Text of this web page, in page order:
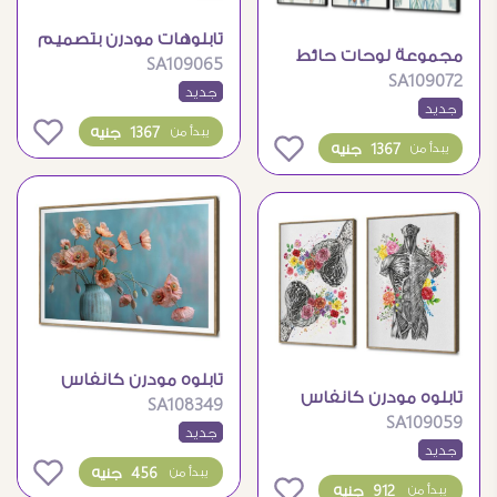
مجموعة لوحات حائط
تعليمية للتشريح البشري
SA109072
جديد
1367 جنيه يبدأ من
تابلوهات مودرن بتصميم
تشريح جسم الإنسان
SA109065
جديد
1367 جنيه يبدأ من
تابلوه مودرن كانفاس
بتصميم تشريح الإنسان
والزهور
SA109059
جديد
912 جنيه يبدأ من 0
تابلوه مودرن كانفاس
لزهور رقيقة في فازة
SA108349
جديد
456 جنيه يبدأ من 0